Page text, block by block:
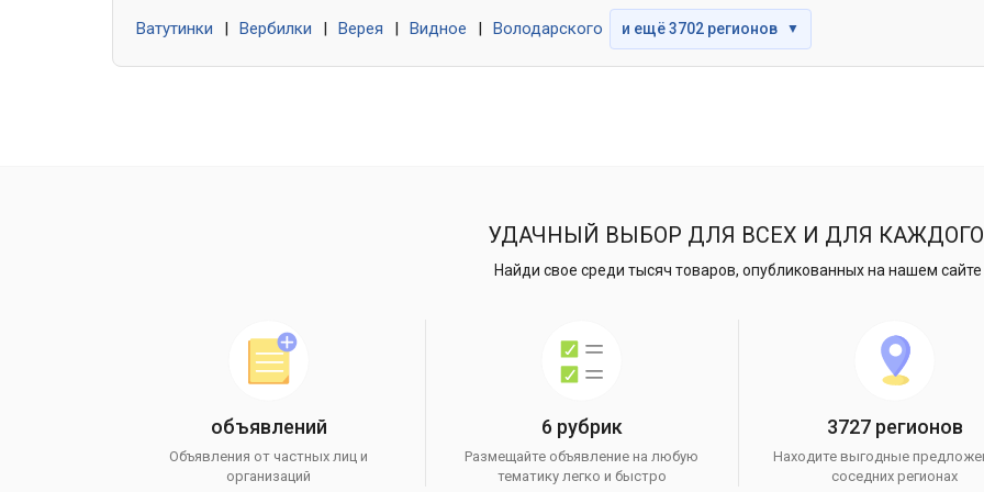
Ватутинки Вербилки Верея Видное Володарского и ещё 3702 регионов ▼
УДАЧНЫЙ ВЫБОР ДЛЯ ВСЕХ И ДЛЯ
Найди свое среди тысяч товаров, опубликованных на нашем сайте
объявлений
Объявления от частных лиц и
организаций
6 рубрик
Размещайте объявление на любую
тематику легко и быстро
3727 регионов
Находите выгодные
соседних регионах